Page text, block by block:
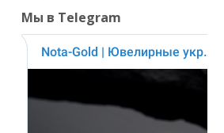
Мы в Telegram